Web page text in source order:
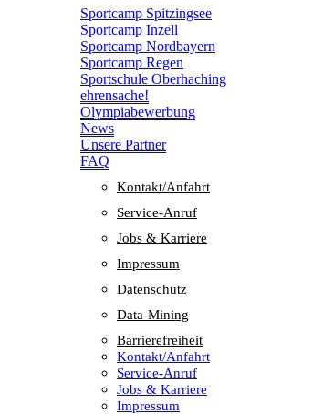
Sport­camp Spitzingsee
Sport­camp Inzell
Sport­camp Nordbayern
Sport­camp Regen
Sport­schule Oberhaching
ehren­sa­che!
Olym­pia­be­wer­bung
News
Unsere Part­ner
FAQ
Kontakt/​​Anfahrt
Service-Anruf
Jobs & Karriere
Impres­sum
Daten­schutz
Data-Mining
Barrie­re­frei­heit
Kontakt/​​Anfahrt
Service-Anruf
Jobs & Karriere
Impres­sum